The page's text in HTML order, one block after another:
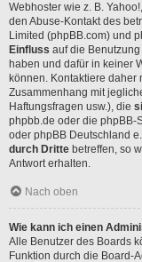
Webhoster wie z. B.
den Abuse-Kontakt des
Limited (phpBB.com) und
Einfluss auf die
haben und dafür in keiner
können. Kontaktiere daher
Zusammenhang mit
Haftungsfragen usw.), die
phpbb.de oder die phpBB-
oder phpBB Deutschland
durch Dritte betreffen, so
Antwort erhalten.
Nach oben
Wie kann ich einen
Alle Benutzer des Boards
Funktion durch die Board-